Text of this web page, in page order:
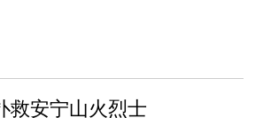
救安宁山火烈士